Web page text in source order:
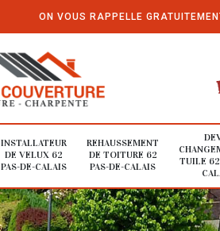
ON VOUS RAPPELLE
INSTALLATEUR
DE VELUX 62
PAS-DE-CALAIS
REHAUSSEMENT
DE TOITURE 62
PAS-DE-CALAIS
TUILE 62